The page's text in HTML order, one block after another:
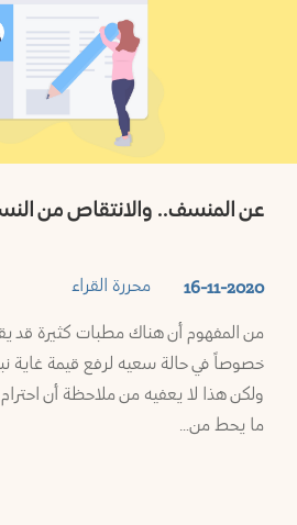
عن المنسف.. والانتقاص من
محررة القراء 16-11-2020
من المفهوم أن هناك مطبات كثيرة قد
خصوصاً في حالة سعيه لرفع قيمة غاية
ولكن هذا لا يعفيه من ملاحظة أن
ما يحط من…